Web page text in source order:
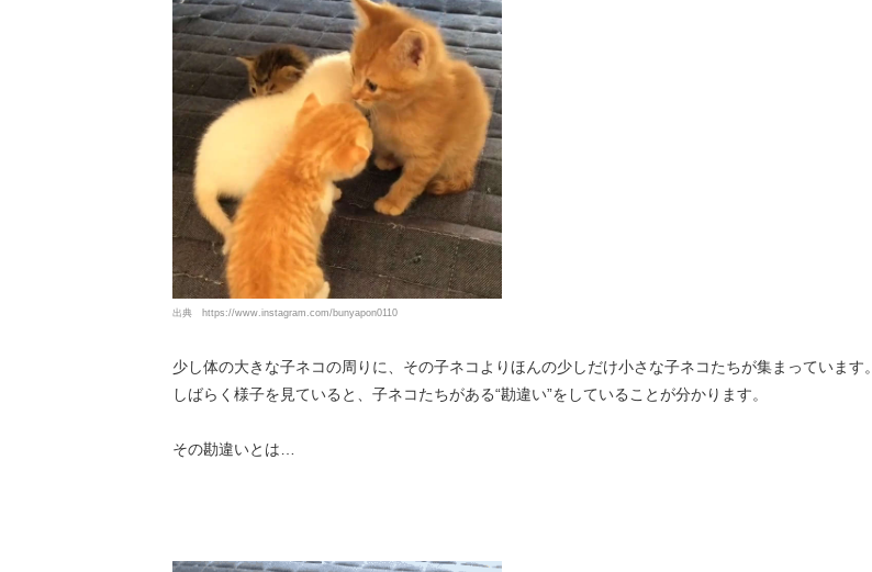
出典 https://www.instagram.com/bunyapon0110
少し体の大きな子ネコの周りに、その子ネコよりほんの少しだけ小さな子ネコたちが集まっています。
しばらく様子を見ていると、子ネコたちがある“勘違い”をしていることが分かります。
その勘違いとは…